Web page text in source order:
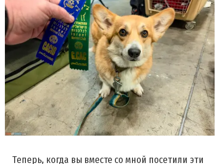
Теперь, когда вы вместе со мной посетили эти